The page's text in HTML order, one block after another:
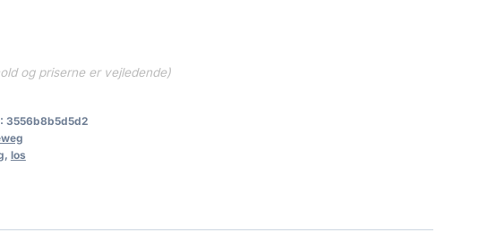
og priserne er vejledende)
3556b8b5d5d2
, los